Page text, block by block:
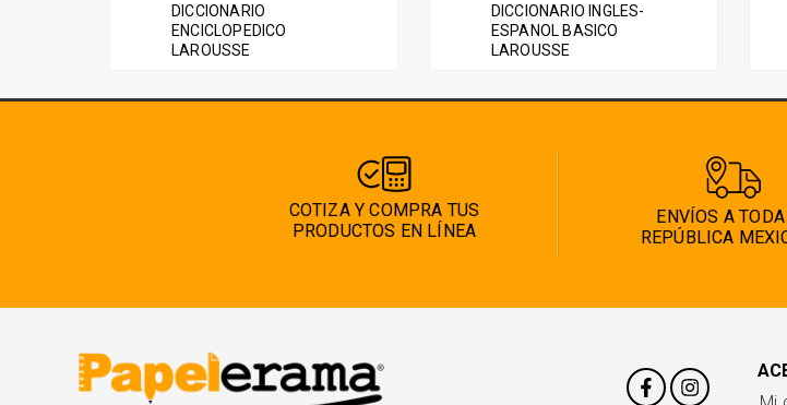
DICCIONARIO
ENCICLOPEDICO
LAROUSSE
DICCIONARIO INGLES-
ESPANOL BASICO
LAROUSSE
COTIZA Y COMPRA TUS
PRODUCTOS EN LÍNEA
ENVÍOS A
REPÚBLICA